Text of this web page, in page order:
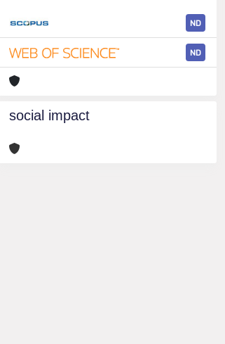
ND
ND
social impact